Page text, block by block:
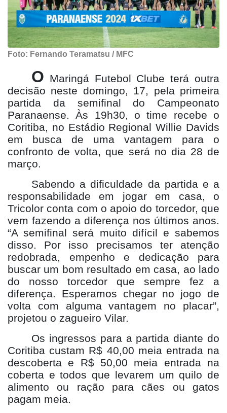
Foto: Fernando Teramatsu / MFC
O Maringá Futebol Clube terá outra
decisão neste domingo, 17, pela primeira
partida da semifinal do Campeonato
Paranaense. Às 19h30, o time recebe o
Coritiba, no Estádio Regional Willie Davids
em busca de uma vantagem para o
confronto de volta, que será no dia 28 de
março.
Sabendo a dificuldade da partida e a
responsabilidade em jogar em casa, o
Tricolor conta com o apoio do torcedor, que
vem fazendo a diferença nos últimos anos.
“A semifinal será muito difícil e sabemos
disso. Por isso precisamos ter atenção
redobrada, empenho e dedicação para
buscar um bom resultado em casa, ao lado
do nosso torcedor que sempre fez a
diferença. Esperamos chegar no jogo de
volta com alguma vantagem no placar”,
projetou o zagueiro Vilar.
Os ingressos para a partida diante do
Coritiba custam R$ 40,00 meia entrada na
descoberta e R$ 50,00 meia entrada na
coberta e todos que levarem um quilo de
alimento ou ração para cães ou gatos
pagam meia.